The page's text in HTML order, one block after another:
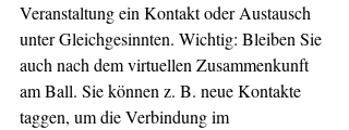
Veranstaltung ein Kontakt oder Austausch
unter Gleichgesinnten. Wichtig: Bleiben Sie
auch nach dem virtuellen Zusammenkunft
am Ball. Sie können z. B. neue Kontakte
taggen, um die Verbindung im